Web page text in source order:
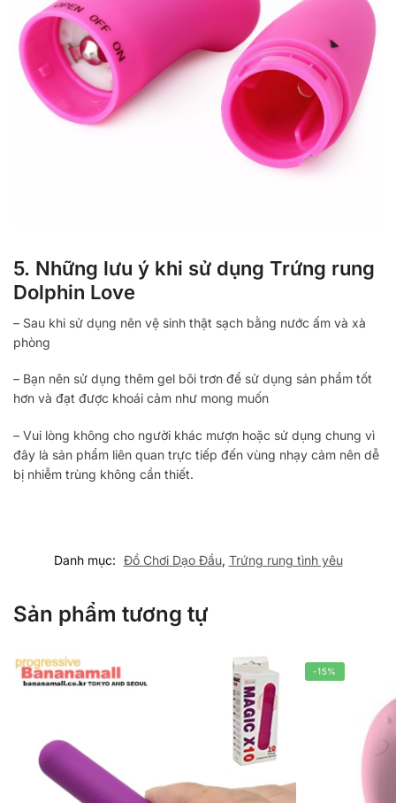
5. Những lưu ý khi sử dụng Trứng rung
Dolphin Love
– Sau khi sử dụng nên vệ sinh thật sạch bằng nước ấm và xà
phòng
– Bạn nên sử dụng thêm gel bôi trơn để sử dụng sản phẩm tốt
hơn và đạt được khoái cảm như mong muốn
– Vui lòng không cho người khác mượn hoặc sử dụng chung vì
đây là sản phẩm liên quan trực tiếp đến vùng nhạy cảm nên dễ
bị nhiễm trùng không cần thiết.
Danh mục: Đồ Chơi Dạo Đầu, Trứng rung tình yêu
Sản phẩm tương tự
-15%